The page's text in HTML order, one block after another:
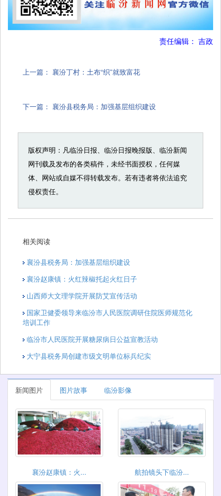
责任编辑： 吉政
上一篇： 襄汾丁村：土布“织”就致富花
下一篇： 襄汾县税务局：加强基层组织建设
版权声明：凡临汾日报、临汾日报晚报版、临汾新闻
网刊载及发布的各类稿件，未经书面授权，任何媒
体、网站或自媒不得转载发布。若有违者将依法追究
侵权责任。
相关阅读
襄汾县税务局：加强基层组织建设
襄汾赵康镇：火红辣椒托起火红日子
山西师大文理学院开展防艾宣传活动
国家卫健委领导来临汾市人民医院调研住院医师规范化
培训工作
临汾市人民医院开展糖尿病日公益宣教活动
大宁县税务局创建市级文明单位标兵纪实
新闻图片 图片故事 临汾影像
襄汾赵康镇：火... 航拍镜头下临汾...